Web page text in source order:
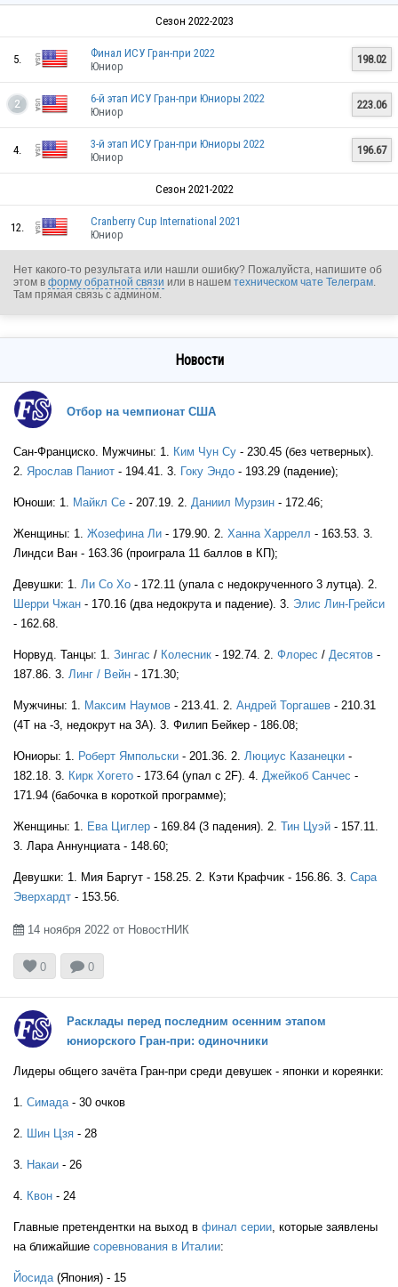
Сезон 2022-2023
5.
USA
Финал ИСУ Гран-при 2022
Юниор
198.02
2
USA
6-й этап ИСУ Гран-при Юниоры 2022
Юниор
223.06
4.
USA
3-й этап ИСУ Гран-при Юниоры 2022
Юниор
196.67
Сезон 2021-2022
12.
USA
Cranberry Cup International 2021
Юниор
Нет какого-то результата или нашли ошибку? Пожалуйста, напишите об
этом в форму обратной связи или в нашем техническом чате Телеграм
Там прямая связь с админом.
Новости
Отбор на чемпионат США
Сан-Франциско. Мужчины: 1. Ким Чун Су - 230.45 (без четверных).
2. Ярослав Паниот - 194.41. 3. Гоку Эндо - 193.29 (падение);
Юноши: 1. Майкл Се - 207.19. 2. Даниил Мурзин - 172.46;
Женщины: 1. Жозефина Ли - 179.90. 2. Ханна Харрелл - 163.53. 3.
Линдси Ван - 163.36 (проиграла 11 баллов в КП);
Девушки: 1. Ли Со Хо - 172.11 (упала с недокрученного 3 лутца). 2.
Шерри Чжан - 170.16 (два недокрута и падение). 3. Элис Лин-Грейси
- 162.68.
Норвуд. Танцы: 1. Зингас / Колесник - 192.74. 2. Флорес / Десятов -
187.86. 3. Линг / Вейн - 171.30;
Мужчины: 1. Максим Наумов - 213.41. 2. Андрей Торгашев - 210.31
(4T на -3, недокрут на 3A). 3. Филип Бейкер - 186.08;
Юниоры: 1. Роберт Ямпольски - 201.36. 2. Люциус Казанецки -
182.18. 3. Кирк Хогето - 173.64 (упал с 2F). 4. Джейкоб Санчес -
171.94 (бабочка в короткой программе);
Женщины: 1. Ева Циглер - 169.84 (3 падения). 2. Тин Цуэй - 157.11.
3. Лара Аннунциата - 148.60;
Девушки: 1. Мия Баргут - 158.25. 2. Кэти Крафчик - 156.86. 3. Сара
Эверхардт - 153.56.
 14 ноября 2022 от НовостНИК
0  0
Расклады перед последним осенним этапом
юниорского Гран-при: одиночники
Лидеры общего зачёта Гран-при среди девушек - японки и кореянки:
1. Симада - 30 очков
2. Шин Цзя - 28
3. Накаи - 26
4. Квон - 24
Главные претендентки на выход в финал серии , которые заявлены
на ближайшие соревнования в Италии:
Йосида (Япония) - 15